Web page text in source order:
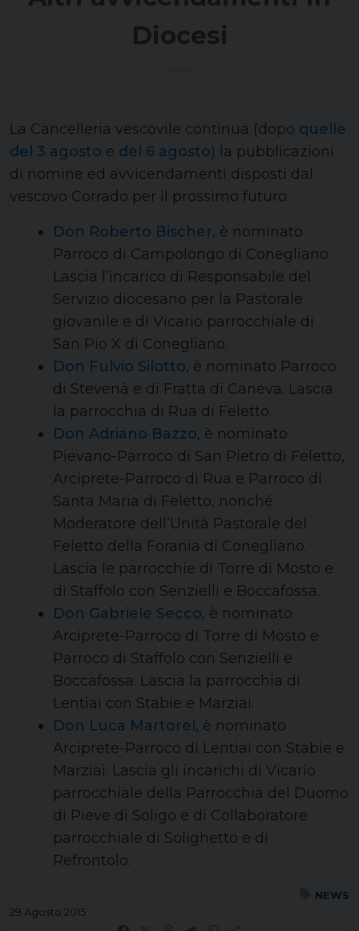
Diocesi
La Cancelleria vescovile continua (dopo quelle
del 3 agosto e del 6 agosto) la pubblicazioni
di nomine ed avvicendamenti disposti dal
vescovo Corrado per il prossimo futuro:
Don Roberto Bischer, è nominato
Parroco di Campolongo di Conegliano.
Lascia l’incarico di Responsabile del
Servizio diocesano per la Pastorale
giovanile e di Vicario parrocchiale di
San Pio X di Conegliano.
Don Fulvio Silotto, è nominato Parroco
di Stevenà e di Fratta di Caneva. Lascia
la parrocchia di Rua di Feletto.
Don Adriano Bazzo, è nominato
Pievano-Parroco di San Pietro di Feletto,
Arciprete-Parroco di Rua e Parroco di
Santa Maria di Feletto, nonché
Moderatore dell’Unità Pastorale del
Feletto della Forania di Conegliano.
Lascia le parrocchie di Torre di Mosto e
di Staffolo con Senzielli e Boccafossa.
Don Gabriele Secco, è nominato
Arciprete-Parroco di Torre di Mosto e
Parroco di Staffolo con Senzielli e
Boccafossa. Lascia la parrocchia di
Lentiai con Stabie e Marziai.
Don Luca Martorel , è nominato
Arciprete-Parroco di Lentiai con Stabie e
Marziai. Lascia gli incarichi di Vicario
parrocchiale della Parrocchia del Duomo
di Pieve di Soligo e di Collaboratore
parrocchiale di Solighetto e di
Refrontolo.
NEWS
29 Agosto 2015